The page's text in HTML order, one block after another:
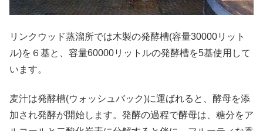
リンクウッド蒸溜所では木製の発酵槽(容量30000リット
ル)を６基と、容量60000リットルの発酵槽を5基使用して
います。
麦汁は発酵槽(ウォッシュバック)に運ばれると、酵母を添
加され発酵が開始します。発酵の過程で酵母は、糖分をア